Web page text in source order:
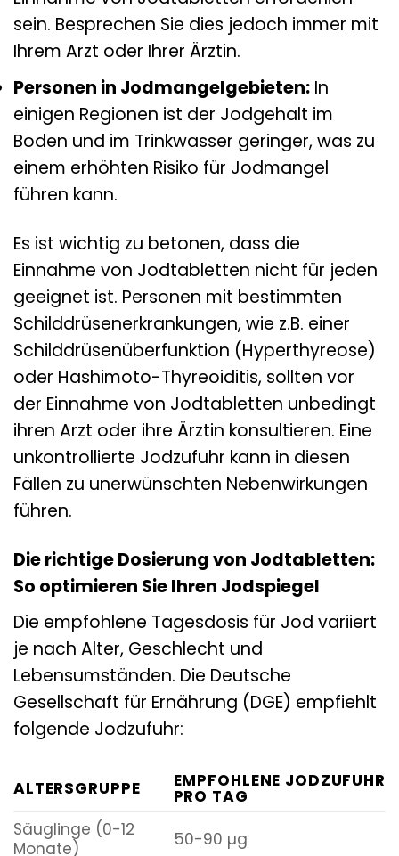
sein. Besprechen Sie dies jedoch immer mit
Ihrem Arzt oder Ihrer Ärztin.
Personen in Jodmangelgebieten: In
einigen Regionen ist der Jodgehalt im
Boden und im Trinkwasser geringer, was zu
einem erhöhten Risiko für Jodmangel
führen kann.
Es ist wichtig zu betonen, dass die
Einnahme von Jodtabletten nicht für jeden
geeignet ist. Personen mit bestimmten
Schilddrüsenerkrankungen, wie z.B. einer
Schilddrüsenüberfunktion (Hyperthyreose)
oder Hashimoto-Thyreoiditis, sollten vor
der Einnahme von Jodtabletten unbedingt
ihren Arzt oder ihre Ärztin konsultieren. Eine
unkontrollierte Jodzufuhr kann in diesen
Fällen zu unerwünschten Nebenwirkungen
führen.
Die richtige Dosierung von Jodtabletten:
So optimieren Sie Ihren Jodspiegel
Die empfohlene Tagesdosis für Jod variiert
je nach Alter, Geschlecht und
Lebensumständen. Die Deutsche
Gesellschaft für Ernährung (DGE) empfiehlt
folgende Jodzufuhr:
ALTERSGRUPPE EMPFOHLENE JODZUFUHR
PRO TAG
Säuglinge (0-12
Monate)
50-90 µg